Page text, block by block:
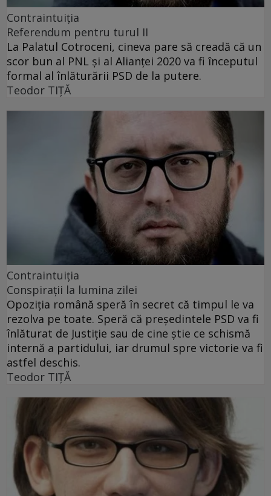
Contraintuiţia
Referendum pentru turul II
La Palatul Cotroceni, cineva pare să creadă că un
scor bun al PNL și al Alianței 2020 va fi începutul
formal al înlăturării PSD de la putere.
Teodor TIŢĂ
Contraintuiţia
Conspirații la lumina zilei
Opoziția română speră în secret că timpul le va
rezolva pe toate. Speră că președintele PSD va fi
înlăturat de Justiție sau de cine știe ce schismă
internă a partidului, iar drumul spre victorie va fi
astfel deschis.
Teodor TIŢĂ